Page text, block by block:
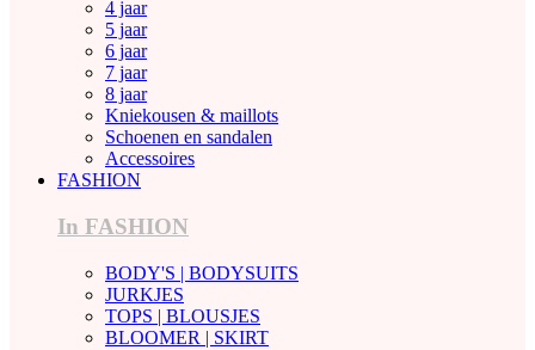
4 jaar
5 jaar
6 jaar
7 jaar
8 jaar
Kniekousen & maillots
Schoenen en sandalen
Accessoires
FASHION
In FASHION
BODY'S | BODYSUITS
JURKJES
TOPS | BLOUSJES
BLOOMER | SKIRT